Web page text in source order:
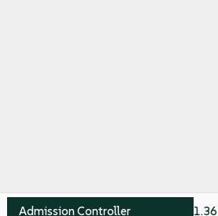
Admission Controller 1.36